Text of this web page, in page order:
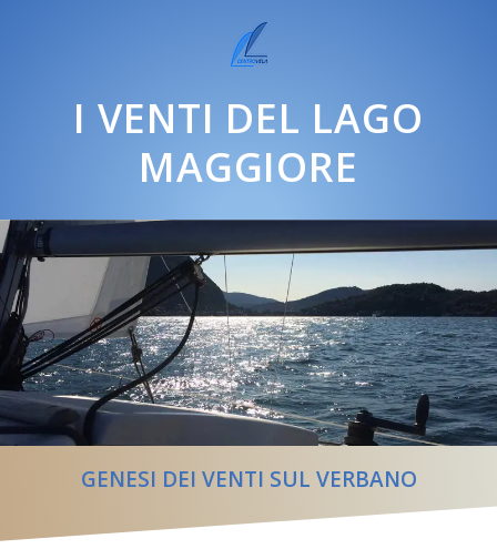
I VENTI DEL LAGO
MAGGIORE
GENESI DEI VENTI SUL VERBANO